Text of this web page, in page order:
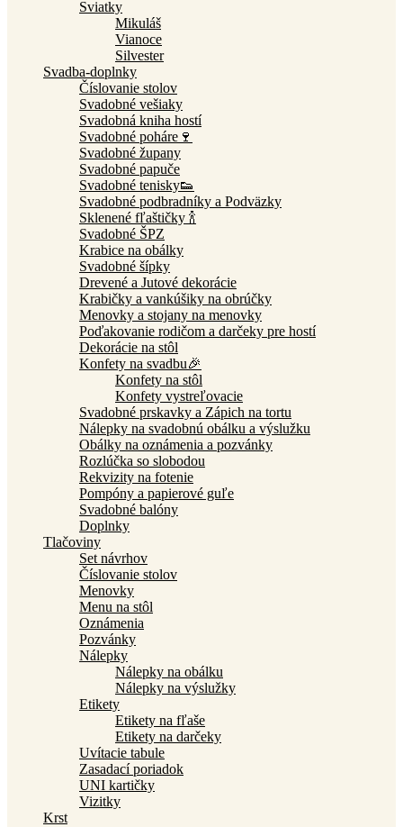
Sviatky
Mikuláš
Vianoce
Silvester
Svadba-doplnky
Číslovanie stolov
Svadobné vešiaky
Svadobná kniha hostí
Svadobné poháre🍷
Svadobné župany
Svadobné papuče
Svadobné tenisky👟
Svadobné podbradníky a Podväzky
Sklenené fľaštičky 🍾
Svadobné ŠPZ
Krabice na obálky
Svadobné šípky
Drevené a Jutové dekorácie
Krabičky a vankúšiky na obrúčky
Menovky a stojany na menovky
Poďakovanie rodičom a darčeky pre hostí
Dekorácie na stôl
Konfety na svadbu🎉
Konfety na stôl
Konfety vystreľovacie
Svadobné prskavky a Zápich na tortu
Nálepky na svadobnú obálku a výslužku
Obálky na oznámenia a pozvánky
Rozlúčka so slobodou
Rekvizity na fotenie
Pompóny a papierové guľe
Svadobné balóny
Doplnky
Tlačoviny
Set návrhov
Číslovanie stolov
Menovky
Menu na stôl
Oznámenia
Pozvánky
Nálepky
Nálepky na obálku
Nálepky na výslužky
Etikety
Etikety na fľaše
Etikety na darčeky
Uvítacie tabule
Zasadací poriadok
UNI kartičky
Vizitky
Krst